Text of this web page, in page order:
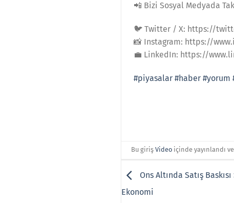
📲 Bizi Sosyal Medyada
🐦 Twitter / X: https://
📸 Instagram: https://
💼 LinkedIn: https://
#piyasalar #haber #yorum
Bu girişVideo içinde yayınlandı
Ons Altında Satış
Ekonomi